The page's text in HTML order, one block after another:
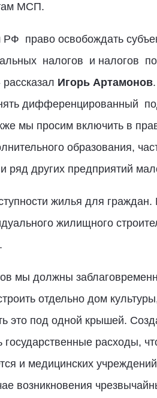
МСП.
право освобождать
налогов и налогов
Игорь Артамонов
дифференцированный
мы просим включить в
образования,
других предприятий
жилья для
жилищного
мы должны
отдельно дом
это под одной крышей.
расходы,
и медицинских
возникновения